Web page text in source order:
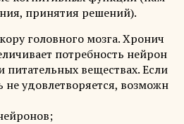
принятия решений).
головного мозга. Хронич
потребность нейрон
питательных веществах. Если
не удовлетворяется, возможн